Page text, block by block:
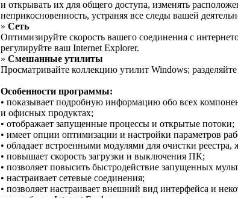
и открывать их для общего доступа, изменять
неприкосновенность, устраняя все следы вашей
» Сеть
Оптимизируйте скорость вашего соединения с
регулируйте ваш Internet Explorer.
» Смешанные утилиты
Просматривайте коллекцию утилит Windows;
Особенности программы:
• показывает подробную информацию обо всех
и офисных продуктах;
• отображает запущенные процессы и открытые потоки;
• имеет опции оптимизации и настройки параметров
• обладает встроенными модулями для очистки реестра,
• повышает скорость загрузки и выключения ПК;
• позволяет повысить быстродействие запущенных
• настраивает сетевые соединения;
• позволяет настраивает внешний вид интерфейса и